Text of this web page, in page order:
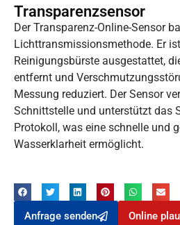
Transparenzsensor
Der Transparenz-Online-Sensor
Lichttransmissionsmethode. Er
Reinigungsbürste ausgestattet,
entfernt und
Messung reduziert. Der Sensor
Schnittstelle und unterstützt das
Protokoll, was eine schnelle und
Wasserklarheit ermöglicht.
Anfrage senden Online